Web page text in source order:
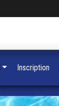
Inscription